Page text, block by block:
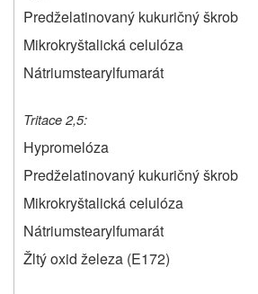
Predželatinovaný kukuričný škrob
Mikrokryštalická celulóza
Nátriumstearylfumarát
Tritace 2,5:
Hypromelóza
Predželatinovaný kukuričný škrob
Mikrokryštalická celulóza
Nátriumstearylfumarát
Žltý oxid železa (E172)